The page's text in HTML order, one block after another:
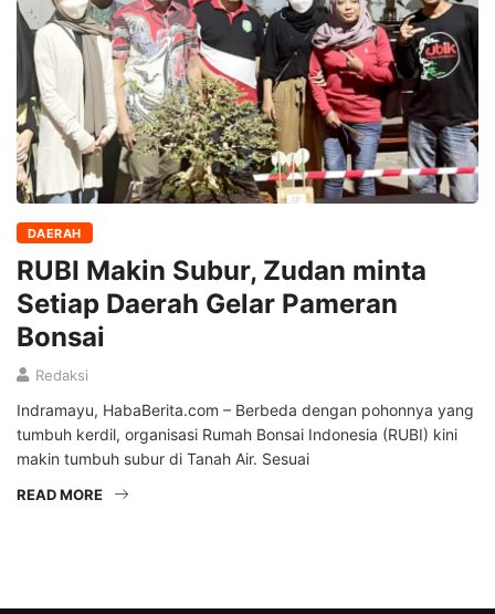
DAERAH
RUBI Makin Subur, Zudan minta
Setiap Daerah Gelar Pameran
Bonsai
Redaksi
Indramayu, HabaBerita.com – Berbeda dengan pohonnya yang
tumbuh kerdil, organisasi Rumah Bonsai Indonesia (RUBI) kini
makin tumbuh subur di Tanah Air. Sesuai
READ MORE